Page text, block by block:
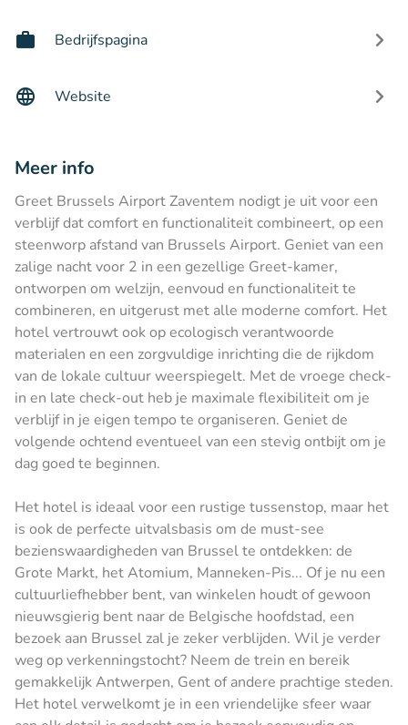
Bedrijfspagina
Website
Meer info
Greet Brussels Airport Zaventem nodigt je uit voor een
verblijf dat comfort en functionaliteit combineert, op een
steenworp afstand van Brussels Airport. Geniet van een
zalige nacht voor 2 in een gezellige Greet-kamer,
ontworpen om welzijn, eenvoud en functionaliteit te
combineren, en uitgerust met alle moderne comfort. Het
hotel vertrouwt ook op ecologisch verantwoorde
materialen en een zorgvuldige inrichting die de rijkdom
van de lokale cultuur weerspiegelt. Met de vroege check-
in en late check-out heb je maximale flexibiliteit om je
verblijf in je eigen tempo te organiseren. Geniet de
volgende ochtend eventueel van een stevig ontbijt om je
dag goed te beginnen.
Het hotel is ideaal voor een rustige tussenstop, maar het
is ook de perfecte uitvalsbasis om de must-see
bezienswaardigheden van Brussel te ontdekken: de
Grote Markt, het Atomium, Manneken-Pis... Of je nu een
cultuurliefhebber bent, van winkelen houdt of gewoon
nieuwsgierig bent naar de Belgische hoofdstad, een
bezoek aan Brussel zal je zeker verblijden. Wil je verder
weg op verkenningstocht? Neem de trein en bereik
gemakkelijk Antwerpen, Gent of andere prachtige steden.
Het hotel verwelkomt je in een vriendelijke sfeer waar